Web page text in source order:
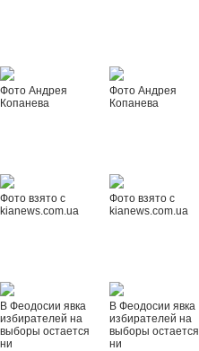
Фото Андрея
Копанева
Фото Андрея
Копанева
Фото взято с
kianews.com.ua
Фото взято с
kianews.com.ua
В Феодосии явка
избирателей на
выборы остается
ни
В Феодосии явка
избирателей на
выборы остается
ни